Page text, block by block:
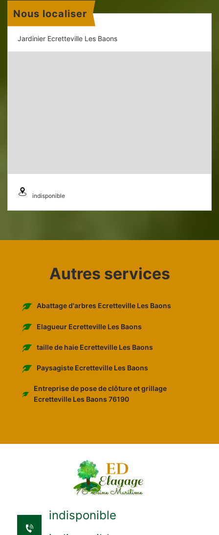
Nous localiser
Jardinier Ecretteville Les Baons
indisponible
Autres services
Abattage d'arbres Ecretteville Les Baons
Elagueur Ecretteville Les Baons
taille de haie Ecretteville Les Baons
Paysagiste Ecretteville Les Baons
Entreprise de pose de clôture et grillage
Ecretteville Les Baons 76190
indisponible